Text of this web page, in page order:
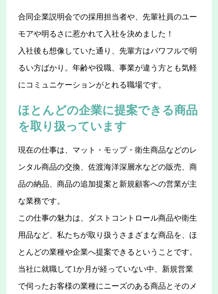
合同企業説明会での採用担当者や、先輩社員のユー
モアや明るさに惹かれて入社を決めました！
入社後も想像していた通り、先輩方はパワフルで明
るい方ばかり。年齢や役職、事業が違う方とも気軽
にコミュニケーションがとれる職場です。
ほとんどの企業に提案できる商品
を取り扱っています
現在の仕事は、マット・モップ・衛生商品などのレ
ンタル商品の交換、佐渡海洋深層水などの販売、商
品の納品、商品の追加提案と新規顧客への営業が主
な業務です。
この仕事の魅力は、ダストコントロール商品や衛生
用品など、私たちが取り扱うさまざまな商品を、ほ
とんどの業種や企業へ提案できるということです。
当社に就職して1か月が経っていない中、新規営業
で伺ったお客様の業種にニーズのある商品とそのメ